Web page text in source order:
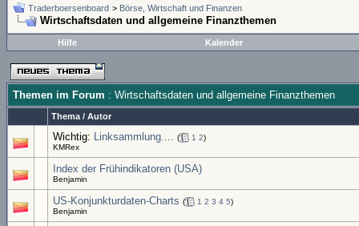
Traderboersenboard > Börse, Wirtschaft und Finanzen
Wirtschaftsdaten und allgemeine Finanzthemen
Hilfe Kalender
Themen im Forum : Wirtschaftsdaten und allgemeine Finanzthemen
Thema / Autor
Wichtig: Linksammlung.... ( 1 2)
KMRex
Index der Frühindikatoren (USA)
Benjamin
US-Konjunkturdaten-Charts ( 1 2 3 4 5)
Benjamin